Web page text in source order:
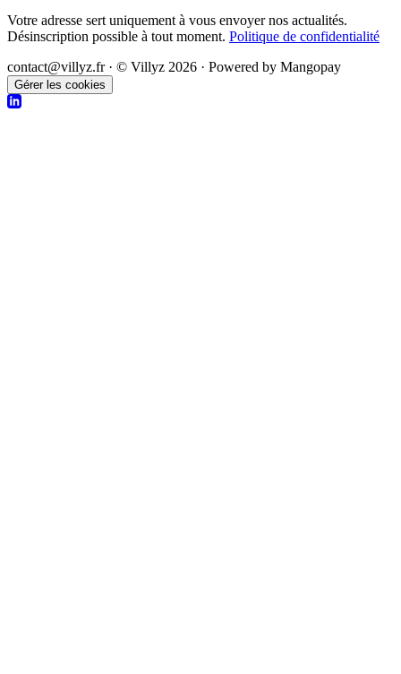
Votre adresse sert uniquement à vous envoyer nos actualités.
Désinscription possible à tout moment. Politique de confidentialité
contact@villyz.fr · © Villyz 2026 · Powered by Mangopay
Gérer les cookies